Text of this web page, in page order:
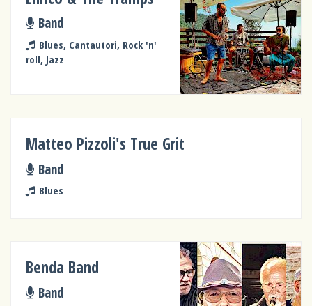
Band
Blues, Cantautori, Rock 'n'
roll, Jazz
Matteo Pizzoli's True Grit
Band
Blues
Benda Band
Band